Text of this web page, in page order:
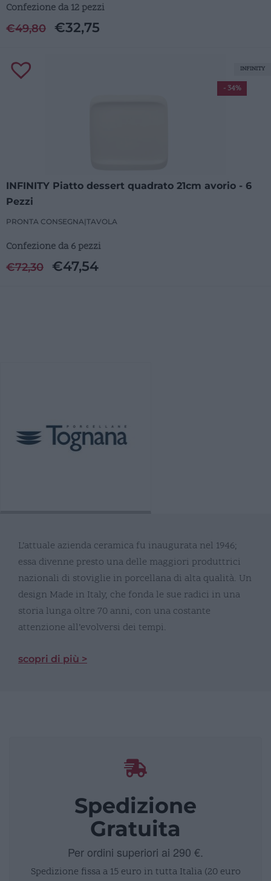
Confezione da 12 pezzi
€49,80 €32,75
INFINITY Piatto dessert quadrato 21cm avorio - 6
Pezzi
PRONTA CONSEGNA|TAVOLA
Confezione da 6 pezzi
€72,30 €47,54
- 34%
INFINITY
L’attuale azienda ceramica fu inaugurata nel 1946;
essa divenne presto una delle maggiori produttrici
nazionali di stoviglie in porcellana di alta qualità. Un
design Made in Italy, che fonda le sue radici in una
storia lunga oltre 70 anni, con una costante
attenzione all’evolversi dei tempi.
scopri di più >
Spedizione
Gratuita
Per ordini superiori ai 290 €.
Spedizione fissa a 15 euro in tutta Italia (20 euro